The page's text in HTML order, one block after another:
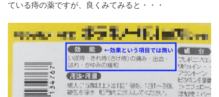
ている痔の薬ですが、良くみてみると・・・